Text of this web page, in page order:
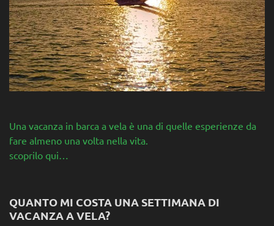
Una vacanza in barca a vela è una di quelle esperienze da
fare almeno una volta nella vita.
scoprilo qui…
QUANTO MI COSTA UNA SETTIMANA DI
VACANZA A VELA?